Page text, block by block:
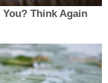
Think Again